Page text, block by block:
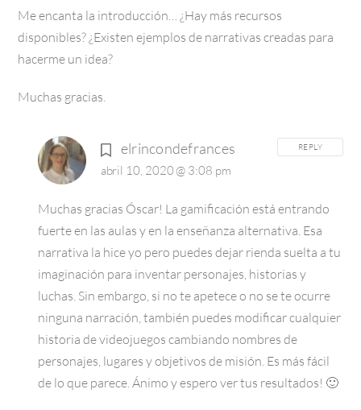
Me encanta la introducción… ¿Hay más recursos
disponibles? ¿Existen ejemplos de narrativas creadas para
hacerme un idea?
Muchas gracias.
elrincondefrances
abril 10, 2020 @ 3:08 pm
Muchas gracias Óscar! La gamificación está entrando
fuerte en las aulas y en la enseñanza alternativa. Esa
narrativa la hice yo pero puedes dejar rienda suelta a tu
imaginación para inventar personajes, historias y
luchas. Sin embargo, si no te apetece o no se te ocurre
ninguna narración, también puedes modificar cualquier
historia de videojuegos cambiando nombres de
personajes, lugares y objetivos de misión. Es más fácil
de lo que parece. Ánimo y espero ver tus resultados! 🙂
REPLY